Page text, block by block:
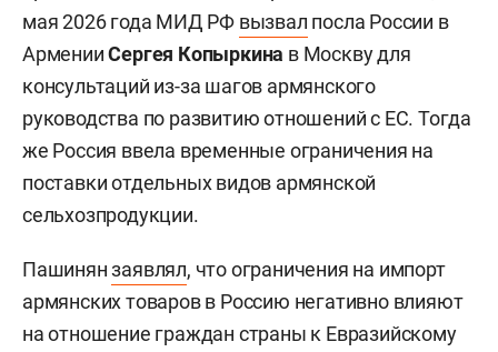
мая 2026 года МИД РФ вызвал посла России в
АрменииСергея Копыркина в Москву для
консультаций из-за шагов армянского
руководства по развитию отношений с ЕС. Тогда
же Россия ввела временные ограничения на
поставки отдельных видов армянской
сельхозпродукции.
Пашинянзаявлял, что ограничения на импорт
армянских товаров в Россию негативно влияют
на отношение граждан страны к Евразийскому